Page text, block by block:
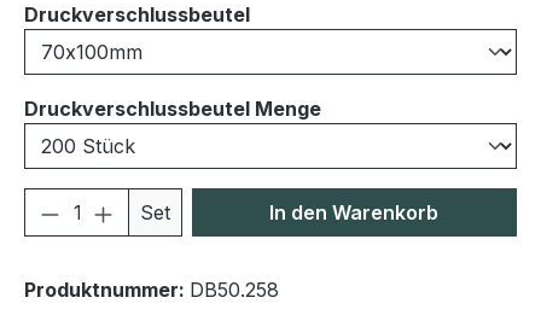
Druckverschlussbeutelauswählen
Druckverschlussbeutel Mengeauswählen
Produkt Anzahl: Gib den
Set In den Warenkorb
Produktnummer: DB50.258